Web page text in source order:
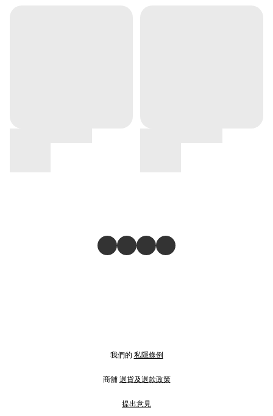
我們的 私隱條例
商舖 退貨及退款政策
提出意見